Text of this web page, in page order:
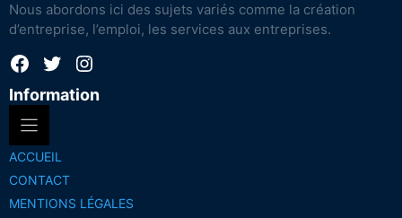
Nous abordons ici des sujets variés comme la création
d’entreprise, l’emploi, les services aux entreprises.
Facebook
TwitterInstagram
Information
ACCUEIL
CONTACT
MENTIONS LÉGALES